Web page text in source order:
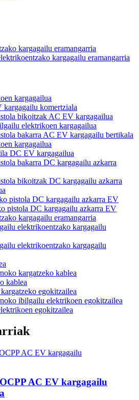
kargagailu eramangarria
kargagailu eramangarria
kargagailua
kargagailu komertziala
bikoitzak AC EV kargagailua
elektrikoen kargagailua
bakarra AC EV kargagailu bertikala
kargagailua
DC EV kargagailua
bakarra DC kargagailu azkarra
bikoitzak DC kargagailu azkarra
pistola DC kargagailu azkarra EV
pistola DC kargagailu azkarra EV
kargagailu eramangarria
elektrikoentzako kargagailu
elektrikoentzako kargagailu
kargatzeko kablea
kablea
egokitzailea
ibilgailu elektrikoen egokitzailea
egokitzailea
AC EV kargagailu